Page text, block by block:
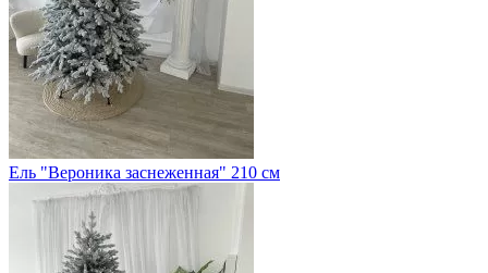
Ель "Вероника заснеженная" 210 см